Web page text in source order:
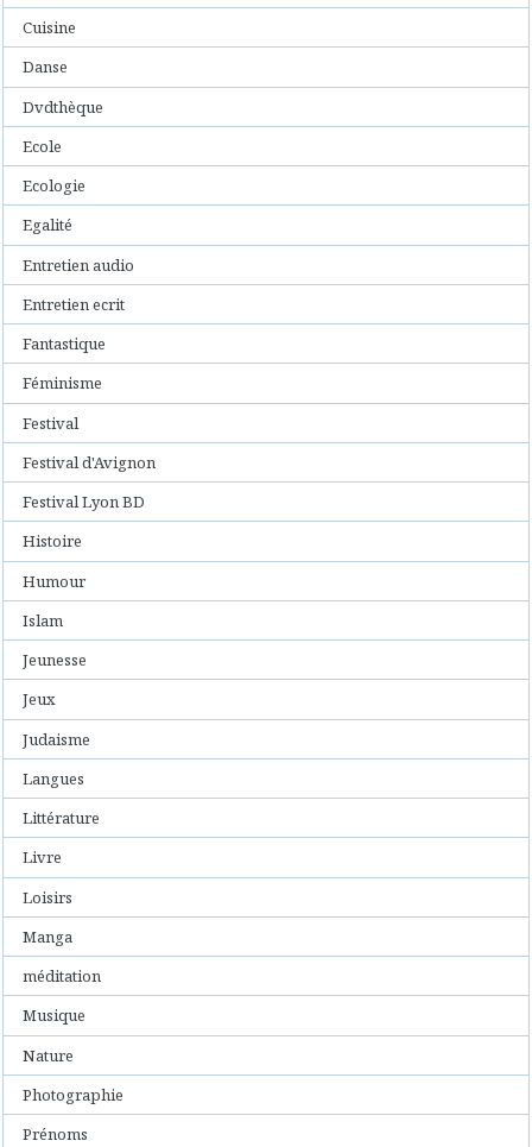
Cuisine
Danse
Dvdthèque
Ecole
Ecologie
Egalité
Entretien audio
Entretien ecrit
Fantastique
Féminisme
Festival
Festival d'Avignon
Festival Lyon BD
Histoire
Humour
Islam
Jeunesse
Jeux
Judaisme
Langues
Littérature
Livre
Loisirs
Manga
méditation
Musique
Nature
Photographie
Prénoms